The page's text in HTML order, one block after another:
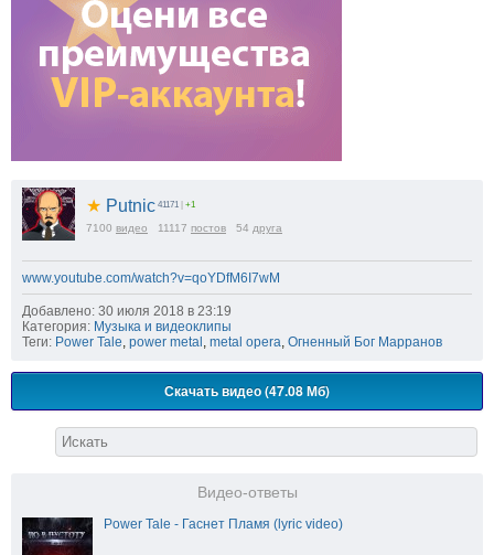
★ Putnic 41171 +1
7100 видео 11117 постов 54 друга
www.youtube.com/watch?v=qoYDfM6I7wM
Добавлено: 30 июля 2018 в 23:19
Категория: Музыка и видеоклипы
Теги: Power Tale, power metal , metal opera, Огненный Бог Марранов
Скачать видео (47.08 Мб)
Видео-ответы
Power Tale - Гаснет Пламя (lyric video)